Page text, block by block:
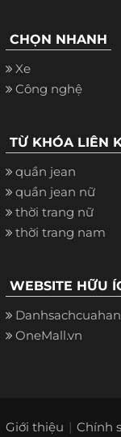
CHỌN NHANH
Xe
Công nghệ
TỪ KHÓA LIÊN
quần jean
quần jean nữ
thời trang nữ
thời trang nam
WEBSITE HỮU
OneMall.vn
Giới thiệu Chính